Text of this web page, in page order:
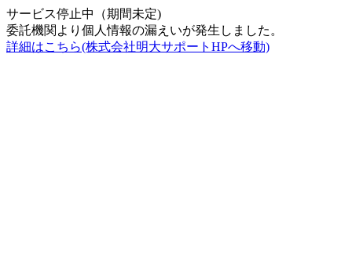
サービス停止中（期間未定)
委託機関より個人情報の漏えいが発生しました。
詳細はこちら(株式会社明大サポートHPへ移動)